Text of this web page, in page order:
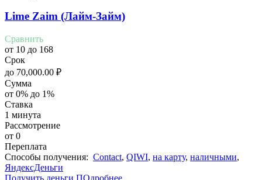
Lime Zaim (Лайм-Займ)
Сравнить
от 10 до 168
Срок
до 70,000.00 ₽
Сумма
от 0% до 1%
Ставка
1 минута
Рассмотрение
от 0
Переплата
Cпособы получения: Contact, QIWI, на карту, наличными,
ЯндексДеньги
Получить деньги ПОдробнее